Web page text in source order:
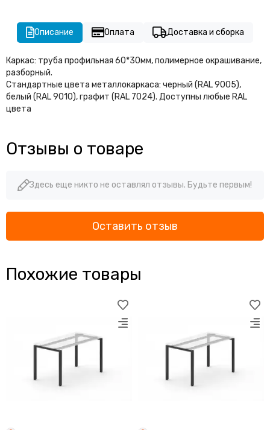
Описание Оплата Доставка и сборка
Каркас: труба профильная 60*30мм, полимерное окрашивание,
разборный.
Стандартные цвета металлокаркаса: черный (RAL 9005),
белый (RAL 9010), графит (RAL 7024). Доступны любые RAL
цвета
Отзывы о товаре
Здесь еще никто не оставлял отзывы. Будьте первым!
Оставить отзыв
Похожие товары